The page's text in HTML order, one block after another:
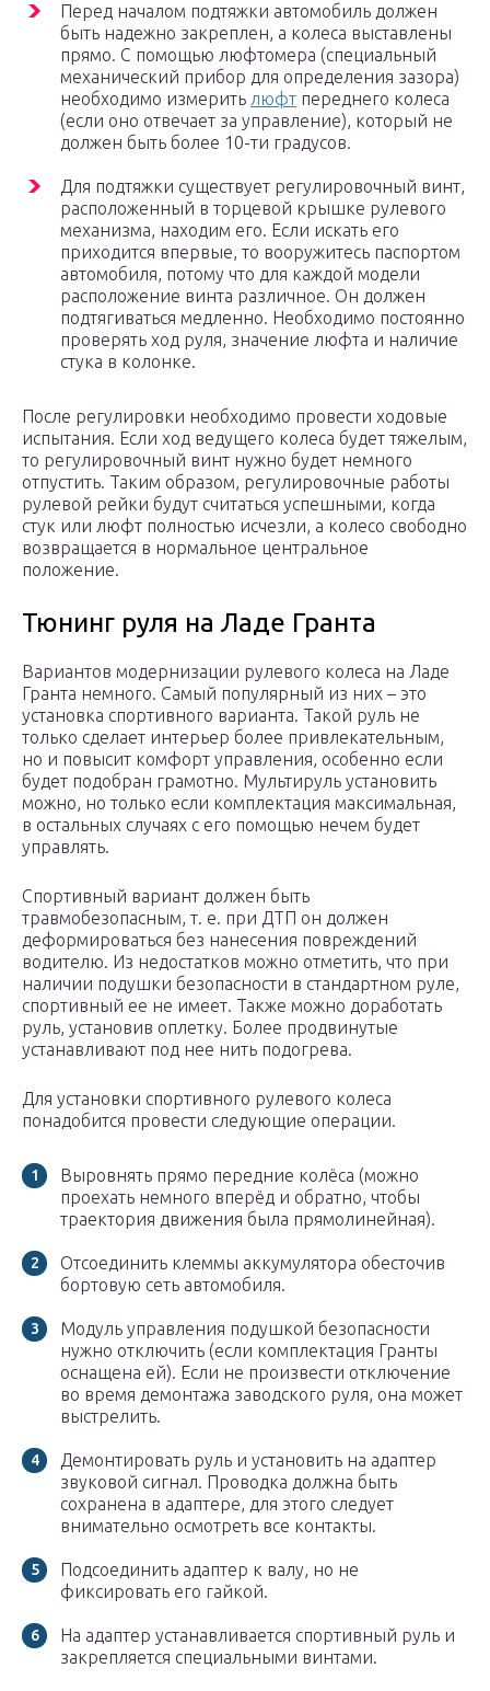
Перед началом подтяжки автомобиль должен
быть надежно закреплен, а колеса выставлены
прямо. С помощью люфтомера (специальный
механический прибор для определения зазора)
необходимо измерить люфт переднего колеса
(если оно отвечает за управление), который не
должен быть более 10-ти градусов.
Для подтяжки существует регулировочный винт,
расположенный в торцевой крышке рулевого
механизма, находим его. Если искать его
приходится впервые, то вооружитесь паспортом
автомобиля, потому что для каждой модели
расположение винта различное. Он должен
подтягиваться медленно. Необходимо постоянно
проверять ход руля, значение люфта и наличие
стука в колонке.
После регулировки необходимо провести ходовые
испытания. Если ход ведущего колеса будет тяжелым,
то регулировочный винт нужно будет немного
отпустить. Таким образом, регулировочные работы
рулевой рейки будут считаться успешными, когда
стук или люфт полностью исчезли, а колесо свободно
возвращается в нормальное центральное
положение.
Тюнинг руля на Ладе Гранта
Вариантов модернизации рулевого колеса на Ладе
Гранта немного. Самый популярный из них – это
установка спортивного варианта. Такой руль не
только сделает интерьер более привлекательным,
но и повысит комфорт управления, особенно если
будет подобран грамотно. Мультируль установить
можно, но только если комплектация максимальная,
в остальных случаях с его помощью нечем будет
управлять.
Спортивный вариант должен быть
травмобезопасным, т. е. при ДТП он должен
деформироваться без нанесения повреждений
водителю. Из недостатков можно отметить, что при
наличии подушки безопасности в стандартном руле,
спортивный ее не имеет. Также можно доработать
руль, установив оплетку. Более продвинутые
устанавливают под нее нить подогрева.
Для установки спортивного рулевого колеса
понадобится провести следующие операции.
Выровнять прямо передние колёса (можно
проехать немного вперёд и обратно, чтобы
траектория движения была прямолинейная).
Отсоединить клеммы аккумулятора обесточив
бортовую сеть автомобиля.
Модуль управления подушкой безопасности
нужно отключить (если комплектация Гранты
оснащена ей). Если не произвести отключение
во время демонтажа заводского руля, она может
выстрелить.
Демонтировать руль и установить на адаптер
звуковой сигнал. Проводка должна быть
сохранена в адаптере, для этого следует
внимательно осмотреть все контакты.
Подсоединить адаптер к валу, но не
фиксировать его гайкой.
На адаптер устанавливается спортивный руль и
закрепляется специальными винтами.